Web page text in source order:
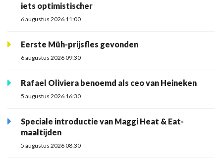
iets optimistischer
6 augustus 2026 11:00
Eerste Müh-prijsfles gevonden
6 augustus 2026 09:30
Rafael Oliviera benoemd als ceo van Heineken
5 augustus 2026 16:30
Speciale introductie van Maggi Heat & Eat-
maaltijden
5 augustus 2026 08:30